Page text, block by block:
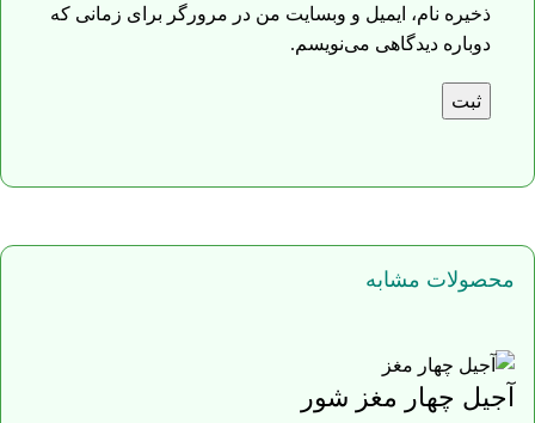
ذخیره نام، ایمیل و وبسایت من در مرورگر برای زمانی که
دوباره دیدگاهی می‌نویسم.
محصولات مشابه
آجیل چهار مغز شور